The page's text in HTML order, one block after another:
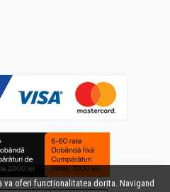
oferi functionalitatea dorita. Navigand